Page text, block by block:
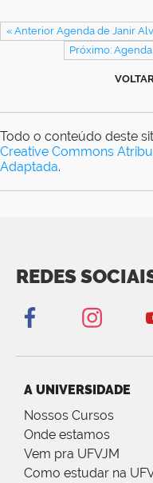
« Anterior Agenda de Janir
Próximo:
Todo o conteúdo deste
Creative Commons
Adaptada.
REDES
A UNIVERSIDADE
Nossos Cursos
Onde estamos
Vem pra UFVJM
Como estudar na